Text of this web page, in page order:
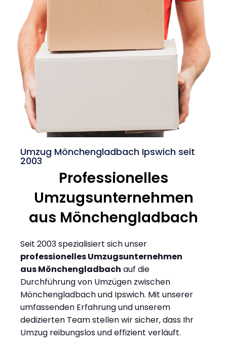
Umzug Mönchengladbach Ipswich seit
2003
Professionelles
Umzugsunternehmen
aus Mönchengladbach
Seit 2003 spezialisiert sich unser
professionelles Umzugsunternehmen
aus Mönchengladbach auf die
Durchführung von Umzügen zwischen
Mönchengladbach und Ipswich. Mit unserer
umfassenden Erfahrung und unserem
dedizierten Team stellen wir sicher, dass Ihr
Umzug reibungslos und effizient verläuft.